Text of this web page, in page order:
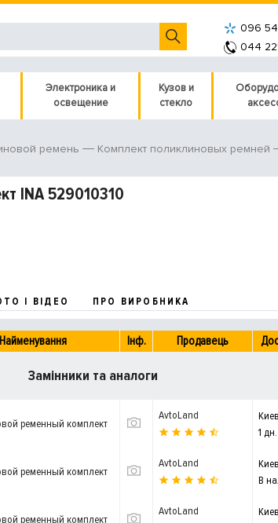
096
044
Электроника и
освещение
Кузов и
стекло
ремень Комплект поликлиновых ремней
INA 529010310
І ВІДЕО ПРО ВИРОБНИКА
Найменування Інф. Продавець
Замінники та аналоги
ременный комплект
AvtoLand
Киев
1 дн.
ременный комплект
AvtoLand
Киев
В
ременный комплект
AvtoLand
Киев